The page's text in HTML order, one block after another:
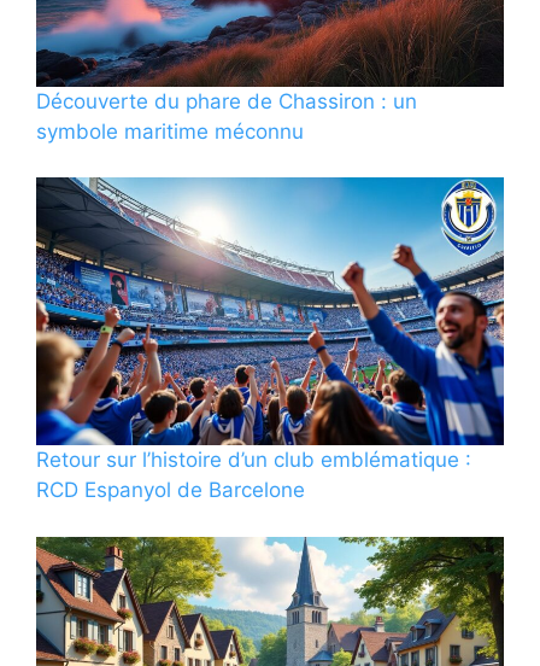
Découverte du phare de Chassiron : un
symbole maritime méconnu
Retour sur l’histoire d’un club emblématique :
RCD Espanyol de Barcelone